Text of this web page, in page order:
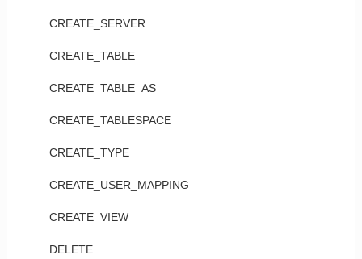
CREATE_SERVER
CREATE_TABLE
CREATE_TABLE_AS
CREATE_TABLESPACE
CREATE_TYPE
CREATE_USER_MAPPING
CREATE_VIEW
DELETE